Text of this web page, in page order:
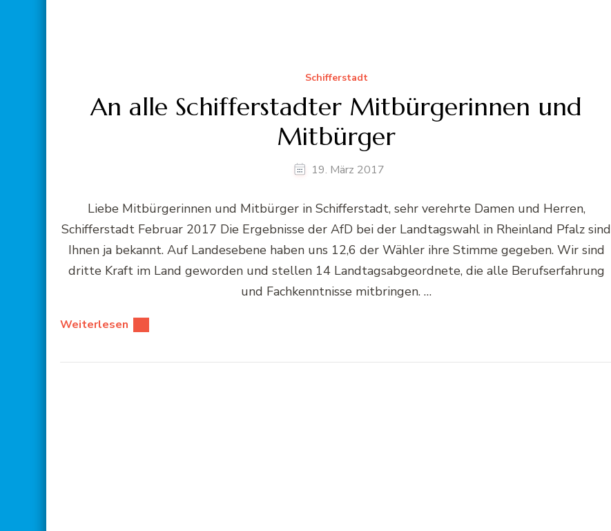
Schifferstadt
An alle Schifferstadter Mitbürgerinnen und
Mitbürger
19. März 2017
Liebe Mitbürgerinnen und Mitbürger in Schifferstadt, sehr verehrte Damen und Herren,
Schifferstadt Februar 2017 Die Ergebnisse der AfD bei der Landtagswahl in Rheinland Pfalz sind
Ihnen ja bekannt. Auf Landesebene haben uns 12,6 der Wähler ihre Stimme gegeben. Wir sind
dritte Kraft im Land geworden und stellen 14 Landtagsabgeordnete, die alle Berufserfahrung
und Fachkenntnisse mitbringen. …
Weiterlesen